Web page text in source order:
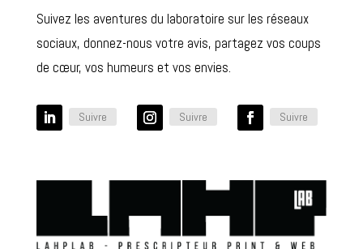
Suivez les aventures du laboratoire sur les réseaux
sociaux, donnez-nous votre avis, partagez vos coups
de cœur, vos humeurs et vos envies.
Suivre Suivre Suivre